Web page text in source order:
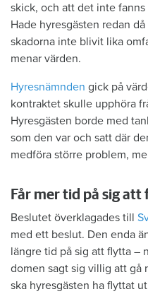
skick, och att det inte
Hade hyresgästen redan
skadorna inte blivit lika
menar värden.
Hyresnämnden gick på
kontraktet skulle upphöra
Hyresgästen borde med
som den var och satt där
medföra större problem,
Får mer tid på sig att
Beslutet överklagades till
med ett beslut. Den enda
längre tid på sig att flytta –
domen sagt sig villig att gå
ska hyresgästen ha flyttat